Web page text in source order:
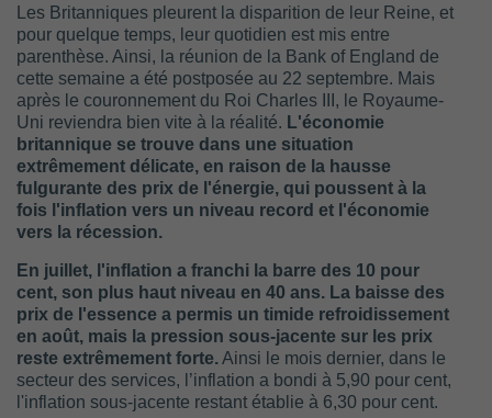
Les Britanniques pleurent la disparition de leur Reine, et
pour quelque temps, leur quotidien est mis entre
parenthèse. Ainsi, la réunion de la Bank of England de
cette semaine a été postposée au 22 septembre. Mais
après le couronnement du Roi Charles III, le Royaume-
Uni reviendra bien vite à la réalité. L'économie
britannique se trouve dans une situation
extrêmement délicate, en raison de la hausse
fulgurante des prix de l'énergie, qui poussent à la
fois l'inflation vers un niveau record et l'économie
vers la récession.
En juillet, l'inflation a franchi la barre des 10 pour
cent, son plus haut niveau en 40 ans. La baisse des
prix de l'essence a permis un timide refroidissement
en août, mais la pression sous-jacente sur les prix
reste extrêmement forte.Ainsi le mois dernier, dans le
secteur des services, l’inflation a bondi à 5,90 pour cent,
l'inflation sous-jacente restant établie à 6,30 pour cent.